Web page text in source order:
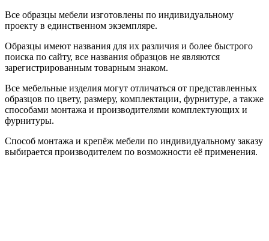
Все образцы мебели изготовлены по индивидуальному
проекту в единственном экземпляре.
Образцы имеют названия для их различия и более быстрого
поиска по сайту, все названия образцов не являются
зарегистрированным товарным знаком.
Все мебельные изделия могут отличаться от представленных
образцов по цвету, размеру, комплектации, фурнитуре, а также
способами монтажа и производителями комплектующих и
фурнитуры.
Способ монтажа и крепёж мебели по индивидуальному заказу
выбирается производителем по возможности её применения.